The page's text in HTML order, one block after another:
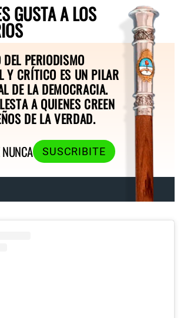
GUSTA A LOS
DEL PERIODISMO
Y CRÍTICO ES UN PILAR
DE LA DEMOCRACIA.
A QUIENES CREEN
DE LA VERDAD.
SUSCRIBITE